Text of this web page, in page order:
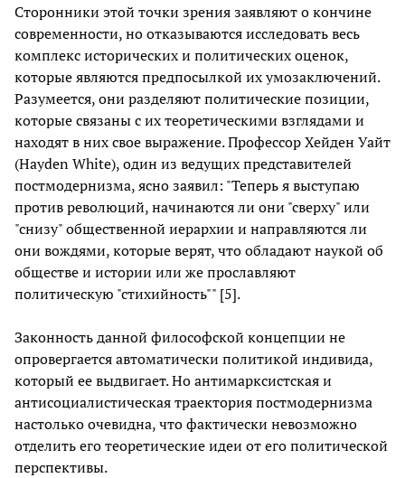
Сторонники этой точки зрения заявляют о кончине
современности, но отказываются исследовать весь
комплекс исторических и политических оценок,
которые являются предпосылкой их умозаключений.
Разумеется, они разделяют политические позиции,
которые связаны с их теоретическими взглядами и
находят в них свое выражение. Профессор Хейден Уайт
(Hayden White), один из ведущих представителей
постмодернизма, ясно заявил: "Теперь я выступаю
против революций, начинаются ли они "сверху" или
"снизу" общественной иерархии и направляются ли
они вождями, которые верят, что обладают наукой об
обществе и истории или же прославляют
политическую "стихийность"" [5].
Законность данной философской концепции не
опровергается автоматически политикой индивида,
который ее выдвигает. Но антимарксистская и
антисоциалистическая траектория постмодернизма
настолько очевидна, что фактически невозможно
отделить его теоретические идеи от его политической
перспективы.